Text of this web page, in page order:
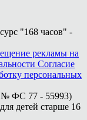
"168 часов" -
рекламы на
Согласие
персональных
№ ФС 77 - 55993)
детей старше 16